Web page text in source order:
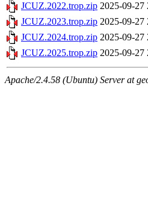
JCUZ.2022.trop.zip 2025-09-27
JCUZ.2023.trop.zip 2025-09-27
JCUZ.2024.trop.zip 2025-09-27
JCUZ.2025.trop.zip 2025-09-27
Apache/2.4.58 (Ubuntu) Server at